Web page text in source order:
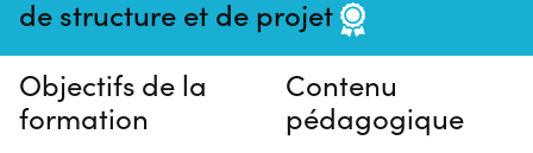
de structure et de projet
ce moment
Objectifs de la
formation
Contenu
pédagogique